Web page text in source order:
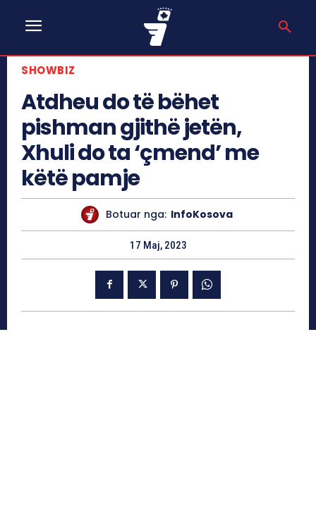
SHOWBIZ
Atdheu do të bëhet
pishman gjithë jetën,
Xhuli do ta ‘çmend’ me
këtë pamje
Botuar nga: InfoKosova
17 Maj, 2023